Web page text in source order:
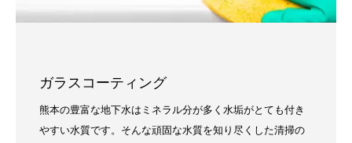
ガラスコーティング
熊本の豊富な地下水はミネラル分が多く水垢がとても付き
やすい水質です。そんな頑固な水質を知り尽くした清掃の